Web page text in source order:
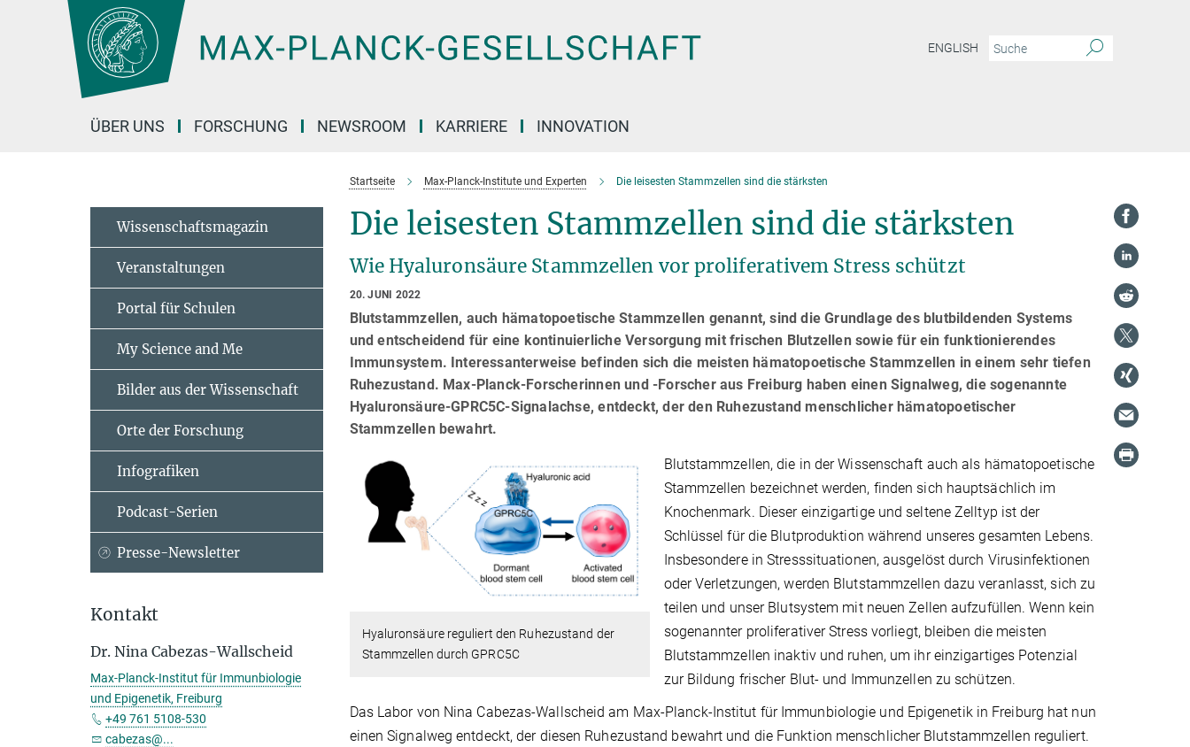
Hauptinhalt
ENGLISH
ÜBER UNS FORSCHUNG NEWSROOM KARRIERE INNOVATION
Startseite Max-Planck-Institute und Experten Die leisesten Stammzellen sind die stärksten
Die leisesten Stammzellen sind die stärksten
Wie Hyaluronsäure Stammzellen vor proliferativem Stress schützt
20. JUNI 2022
Blutstammzellen, auch hämatopoetische Stammzellen genannt, sind die Grundlage des blutbildenden Systems
und entscheidend für eine kontinuierliche Versorgung mit frischen Blutzellen sowie für ein funktionierendes
Immunsystem. Interessanterweise befinden sich die meisten hämatopoetische Stammzellen in einem sehr tiefen
Ruhezustand. Max-Planck-Forscherinnen und -Forscher aus Freiburg haben einen Signalweg, die sogenannte
Hyaluronsäure-GPRC5C-Signalachse, entdeckt, der den Ruhezustand menschlicher hämatopoetischer
Stammzellen bewahrt.
Hyaluronsäure reguliert den Ruhezustand der
Stammzellen durch GPRC5C
Blutstammzellen, die in der Wissenschaft auch als hämatopoetische
Stammzellen bezeichnet werden, finden sich hauptsächlich im
Knochenmark. Dieser einzigartige und seltene Zelltyp ist der
Schlüssel für die Blutproduktion während unseres gesamten Lebens.
Insbesondere in Stresssituationen, ausgelöst durch Virusinfektionen
oder Verletzungen, werden Blutstammzellen dazu veranlasst, sich zu
teilen und unser Blutsystem mit neuen Zellen aufzufüllen. Wenn kein
sogenannter proliferativer Stress vorliegt, bleiben die meisten
Blutstammzellen inaktiv und ruhen, um ihr einzigartiges Potenzial
zur Bildung frischer Blut- und Immunzellen zu schützen.
Das Labor von Nina Cabezas-Wallscheid am Max-Planck-Institut für Immunbiologie und Epigenetik in Freiburg hat nun
einen Signalweg entdeckt, der diesen Ruhezustand bewahrt und die Funktion menschlicher Blutstammzellen reguliert.
Wissenschaftsmagazin
Veranstaltungen
Portal für Schulen
My Science and Me
Bilder aus der Wissenschaft
Orte der Forschung
Infografiken
Podcast-Serien
Presse-Newsletter
Kontakt
Dr. Nina Cabezas-Wallscheid
Max-Planck-Institut für Immunbiologie
und Epigenetik, Freiburg
+49 761 5108-530
cabezas@...